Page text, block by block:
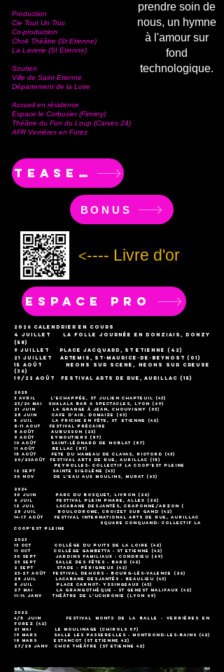
prendre soin de
nous, un hymne
à l'amour sur
fond
technologique.
Production
Cie Tout Un Truc
Co-production
Chok Théâtre (St Etienne)
La Laverie (St Etienne)
Soutien
Ville de Saint-Etienne
Département de la Loire
Accueil en résidence
Espace le Corbusier (Firminy)
Théâtre du Fon du Loup (Carves 24)
AFR Verrières en Forez
TEASER
BONUS
<---- Livre d'or
Espace PRO
2026 calendrier en cours
4 juillet La Folle Journée en Donziais, Donzy
(58)
9 juillet place jacquard, st etienne (42)
21 juillet Artemis, St-Maurice-de-Beynost (01)
​15 aoÛt neons sur scene, neons sur creuse
(36)
19/22 août festival arts de rue, aurillac (15)
2025
3 avril L'echappée, St julien Chapteuil (43)
23/24 mai shalala bar a spectacles, lyon (69)
21 juin la grange à jean, chouvigny (03)
28 juin cafe d'air, domaize (63)
5 juil La Friche en fête, ST etienne (42)
8-11 aout festival précaire
​8 août Aubusson (23)
9 août Eymoutiers (87)
10 août Saint-Léonard de Noblat (87)
11 août Bellac (87)
15 août fete du hameau de clavas, riotord (43)
20/23août festival arts de rue, aurillac (15)
peyrolles- collectif La coop'est pleine
12 sept sainte sigolène (43)
30 nov de l'eau aux moulins, murat (63)
2024
​​30 juin Parc du bosquet, livron (26)
6 juil Festival plein phare, allex (26)
12 juil lacabane desjantés, Craponne/arzon (
28 juil boulodrome, croizet sur gand (42)
14-17 août festival international arts de rue, aurillac
square conquand- collectif La
coop'est pleine
2023
13 OCT COLLÈGE DU PUITS DE LA LOIRE (42)
11 OCT COLLÈGE GAMBETTA - ST ETIENNE (42)
30 sept jardins familiaux - condrieu (69)
23 sept salle des fÊtes - Bard (42)
2 sept stade - périgneux (42)
23-27 AOûT FESTIVAL DEHORS - BOURG-LÈS-VALENCE (26)
28 JUIL LACABANE DEsJANTés - BEAULIEU (43)
8 JUIL PLACE CARNOT- YSSINGEAUX (43)
27 MAI LA GRANGOTHÈQUE - ST GENEST MAlIFAUX (42)
11-14 janv Théâtre de l'Uchronie (Lyon 69)
2022
4/5 juin Festival Monts de la Balle - Verrières en
Forez (42)
21 mai Le Moulinage (Chirols 07)
19 mars Salle les Passerelles - Montrond-LES-BAINS (42)
18 mars ESTANCOT (St Etienne 42)
27/28 janv CHOK THéâTRE (St Etienne 42)